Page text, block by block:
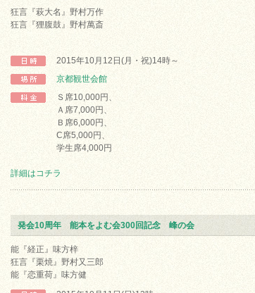
狂言『萩大名』野村万作
狂言『狸腹鼓』野村萬斎
2015年10月12日(月・祝)14時～
京都観世会館
Ｓ席10,000円、
Ａ席7,000円、
Ｂ席6,000円、
C席5,000円、
学生席4,000円
詳細はコチラ
発会10周年 能本をよむ会300回記念 峰の会
能『経正』味方梓
狂言『栗焼』野村又三郎
能『恋重荷』味方健